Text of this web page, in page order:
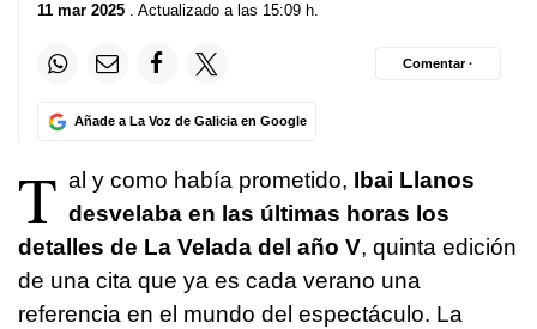
11 mar 2025 . Actualizado a las 15:09 h.
Añade a La Voz de Galicia en Google
Comentar ·
T al y como había prometido, Ibai Llanos
desvelaba en las últimas horas los
detalles de La Velada del año V, quinta edición
de una cita que ya es cada verano una
referencia en el mundo del espectáculo. La